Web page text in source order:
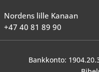
Nordens lille Kanaan
+47 40 81 89 90
Bankkonto: